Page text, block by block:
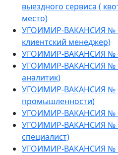
выездного сервиса (
место)
УГОИМИР-ВАКАНСИЯ №
клиентский менеджер)
УГОИМИР-ВАКАНСИЯ №
УГОИМИР-ВАКАНСИЯ №
аналитик)
УГОИМИР-ВАКАНСИЯ №
промышленности)
УГОИМИР-ВАКАНСИЯ №
УГОИМИР-ВАКАНСИЯ №
специалист)
УГОИМИР-ВАКАНСИЯ №